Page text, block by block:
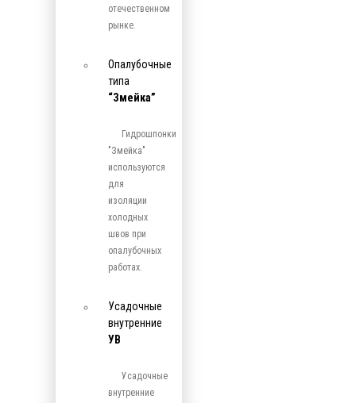
отечественном
рынке.
Опалубочные
типа
“Змейка”
Гидрошпонки
"Змейка"
используются
для
изоляции
холодных
швов при
опалубочных
работах.
Усадочные
внутренние
УВ
Усадочные
внутренние